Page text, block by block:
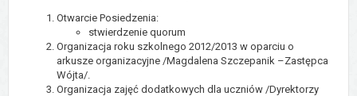
Otwarcie Posiedzenia:
stwierdzenie quorum
Organizacja roku szkolnego 2012/2013 w oparciu o
arkusze organizacyjne /Magdalena Szczepanik –Zastępca
Wójta/.
Organizacja zajęć dodatkowych dla uczniów /Dyrektorzy